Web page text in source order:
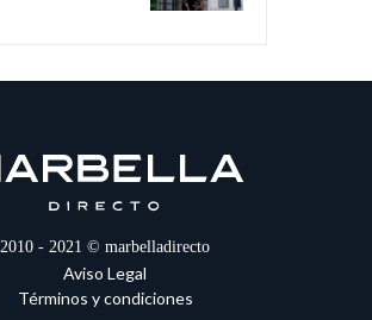
2010 - 2021 © marbelladirecto
Aviso Legal
Términos y condiciones